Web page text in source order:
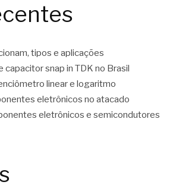
tipos e aplicações
capacitor snap in TDK no Brasil
linear e logaritmo
eletrônicos no atacado
eletrônicos e semicondutores